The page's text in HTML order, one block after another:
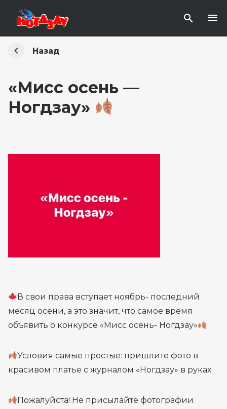
Назад
«Мисс осень —
Ногдзау»
В свои права вступает ноябрь- последний
месяц осени, а это значит, что самое время
объявить о конкурсе «Мисс осень- Ногдзау»
Условия самые простые: пришлите фото в
красивом платье с журналом «Ногдзау» в руках
Пожалуйста! Не присылайте фотографии